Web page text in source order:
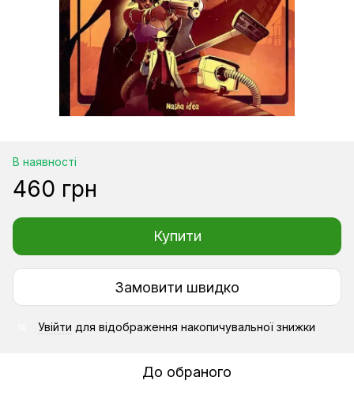
В наявності
460 грн
Купити
Замовити швидко
Увійти для відображення накопичувальної знижки
До обраного